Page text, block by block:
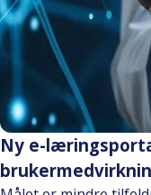
Ny e-